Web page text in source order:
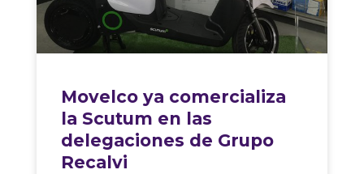
Movelco ya comercializa
la Scutum en las
delegaciones de Grupo
Recalvi